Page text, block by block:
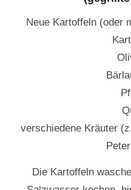
Neue Kartoffeln (oder
verschiedene Kräuter
Die Kartoffeln